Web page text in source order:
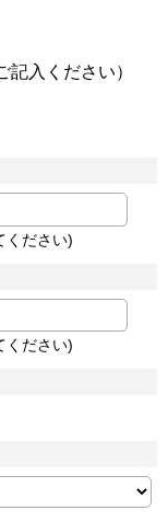
入ください）
ください)
ください)